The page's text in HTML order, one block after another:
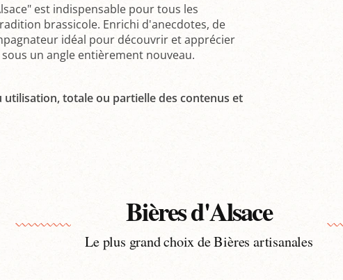
est indispensable pour tous les
brassicole. Enrichi d'anecdotes, de
idéal pour découvrir et apprécier
un angle entièrement nouveau.
totale ou partielle des contenus et
Bières d'Alsace
Le plus grand choix de Bières artisanales